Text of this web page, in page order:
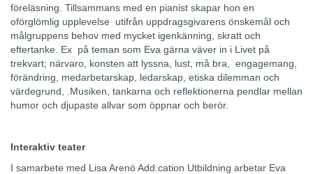
föreläsning. Tillsammans med en pianist skapar hon en
oförglömlig upplevelse utifrån uppdragsgivarens önskemål och
målgruppens behov med mycket igenkänning, skratt och
eftertanke. Ex på teman som Eva gärna väver in i Livet på
trekvart; närvaro, konsten att lyssna, lust, må bra, engagemang,
förändring, medarbetarskap, ledarskap, etiska dilemman och
värdegrund, .Musiken, tankarna och reflektionerna pendlar mellan
humor och djupaste allvar som öppnar och berör.
Interaktiv teater
I samarbete med Lisa Arenö Add:cation Utbildning arbetar Eva